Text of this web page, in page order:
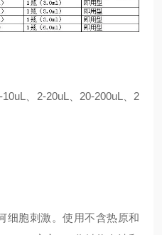
2-20uL 20-200uL
2
细胞刺激。使用不含热原和